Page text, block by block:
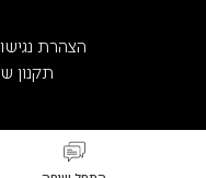
הצהרת
תקנון